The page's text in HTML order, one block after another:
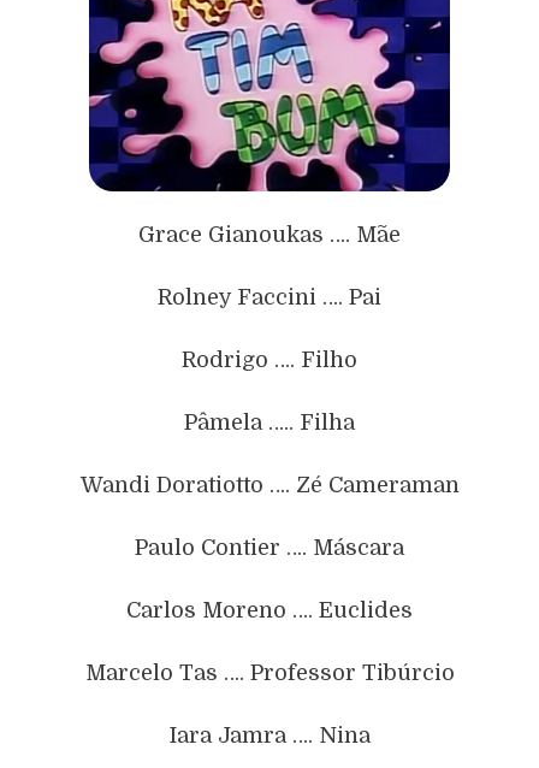
Grace Gianoukas …. Mãe
Rolney Faccini …. Pai
Rodrigo …. Filho
Pâmela ….. Filha
Wandi Doratiotto …. Zé Cameraman
Paulo Contier …. Máscara
Carlos Moreno …. Euclides
Marcelo Tas …. Professor Tibúrcio
Iara Jamra …. Nina